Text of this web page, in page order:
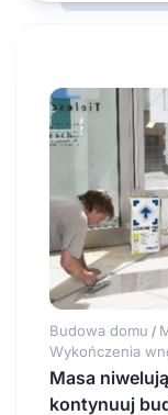
Budowa domu /
Wykończenia
Masa
kontynuuj